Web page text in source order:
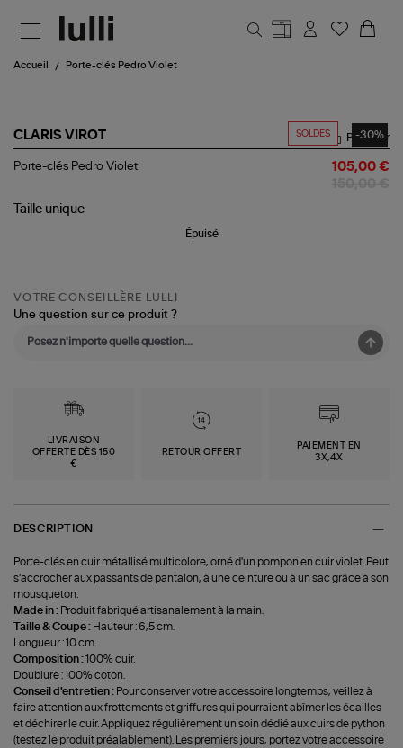
Accueil Porte-clés Pedro Violet
SOLDES -30%
CLARIS VIROT
Porte-
Violet
Partager
Porte-clés Pedro Violet 105,00 €
Taille unique
Épuisé
VOTRE CONSEILLÈRE LULLI
Une question sur ce produit ?
LIVRAISON
OFFERTE DÈS 150
€
RETOUR OFFERT
PAIEMENT EN
3X,4X
DESCRIPTION
Porte-clés en cuir métallisé multicolore, orné d'un pompon en cuir violet. Peut
s'accrocher aux passants de pantalon, à une ceinture ou à un sac grâce à son
mousqueton.
Made in : Produit fabriqué artisanalement à la main.
Taille & Coupe : Hauteur : 6,5 cm.
Longueur : 10 cm.
Composition :100% cuir.
Doublure : 100% coton.
Conseil d'entretien : Pour conserver votre accessoire longtemps, veillez à
faire attention aux frottements et griffures qui pourraient abîmer les écailles
et déchirer le cuir. Appliquez régulièrement un soin dédié aux cuirs de python
(testez le produit préalablement). Les premiers jours, portez votre accessoire